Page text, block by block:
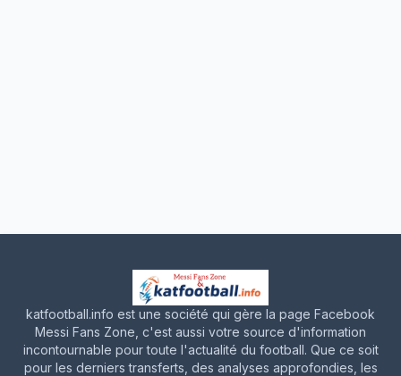
katfootball.info est une société qui gère la page Facebook
Messi Fans Zone, c'est aussi votre source d'information
incontournable pour toute l'actualité du football. Que ce soit
pour les derniers transferts, des analyses approfondies, les